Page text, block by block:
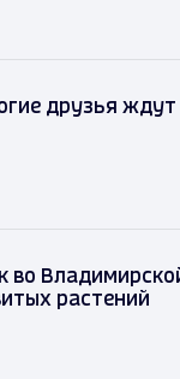
друзья ждут
во
растений